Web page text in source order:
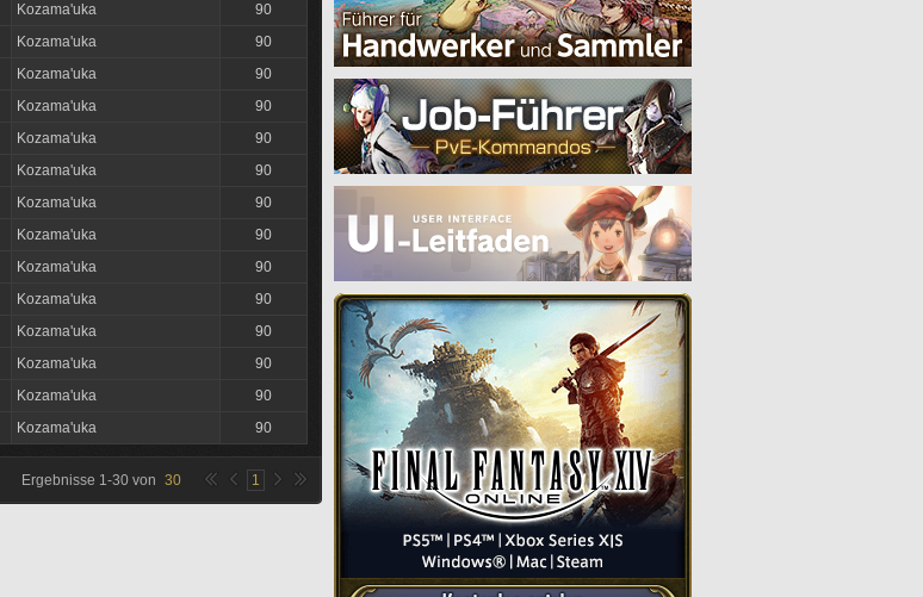
Kozama'uka
90
Kozama'uka
90
Kozama'uka
90
Kozama'uka
90
Kozama'uka
90
Kozama'uka
90
Kozama'uka
90
Kozama'uka
90
Kozama'uka
90
Kozama'uka
90
Kozama'uka
90
Kozama'uka
90
Kozama'uka
90
Kozama'uka 90
Ergebnisse 1-30 von 30 1